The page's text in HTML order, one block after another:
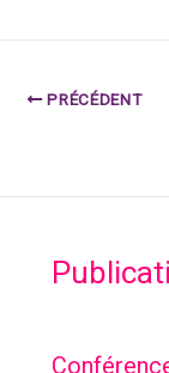
PRÉCÉDENT